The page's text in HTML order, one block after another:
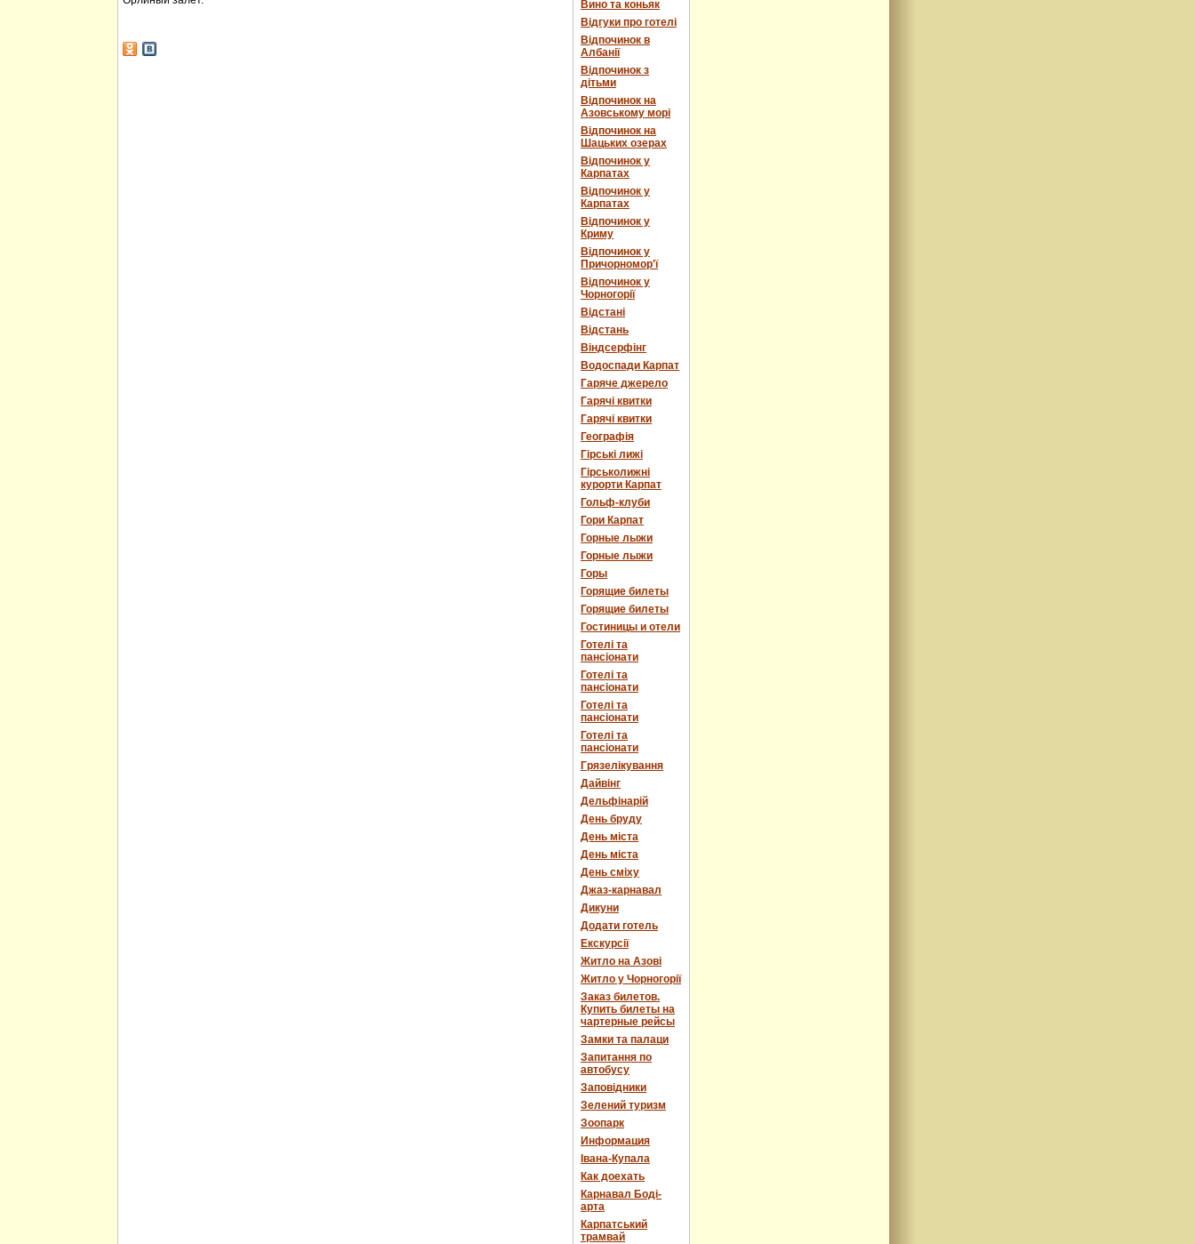
Вино та коньяк
Відгуки про готелі
Відпочинок в
Албанії
Відпочинок з
дітьми
Відпочинок на
Азовському морі
Відпочинок на
Шацьких озерах
Відпочинок у
Карпатах
Відпочинок у
Карпатах
Відпочинок у
Криму
Відпочинок у
Причорномор'ї
Відпочинок у
Чорногорії
Відстані
Відстань
Віндсерфінг
Водоспади Карпат
Гаряче джерело
Гарячі квитки
Гарячі квитки
Географія
Гірські лижі
Гірськолижні
курорти Карпат
Гольф-клуби
Гори Карпат
Горные лыжи
Горные лыжи
Горы
Горящие билеты
Горящие билеты
Гостиницы и отели
Готелі та
пансіонати
Готелі та
пансіонати
Готелі та
пансіонати
Готелі та
пансіонати
Грязелікування
Дайвінг
Дельфінарій
День бруду
День міста
День міста
День сміху
Джаз-карнавал
Дикуни
Додати готель
Екскурсії
Житло на Азові
Житло у Чорногорії
Заказ билетов.
Купить билеты на
чартерные рейсы
Замки та палаци
Запитання по
автобусу
Заповідники
Зелений туризм
Зоопарк
Информация
Івана-Купала
Как доехать
Карнавал Боді-
арта
Карпатський
трамвай